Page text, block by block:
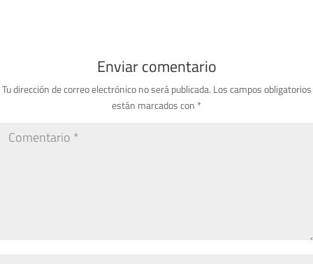
Enviar comentario
Tu dirección de correo electrónico no será publicada. Los campos obligatorios
están marcados con *